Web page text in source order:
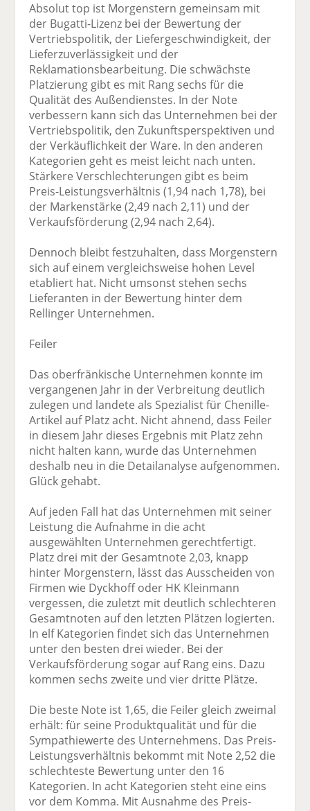
Absolut top ist Morgenstern gemeinsam mit
der Bugatti-Lizenz bei der Bewertung der
Vertriebspolitik, der Liefergeschwindigkeit, der
Lieferzuverlässigkeit und der
Reklamationsbearbeitung. Die schwächste
Platzierung gibt es mit Rang sechs für die
Qualität des Außendienstes. In der Note
verbessern kann sich das Unternehmen bei der
Vertriebspolitik, den Zukunftsperspektiven und
der Verkäuflichkeit der Ware. In den anderen
Kategorien geht es meist leicht nach unten.
Stärkere Verschlechterungen gibt es beim
Preis-Leistungsverhältnis (1,94 nach 1,78), bei
der Markenstärke (2,49 nach 2,11) und der
Verkaufsförderung (2,94 nach 2,64).
Dennoch bleibt festzuhalten, dass Morgenstern
sich auf einem vergleichsweise hohen Level
etabliert hat. Nicht umsonst stehen sechs
Lieferanten in der Bewertung hinter dem
Rellinger Unternehmen.
Feiler
Das oberfränkische Unternehmen konnte im
vergangenen Jahr in der Verbreitung deutlich
zulegen und landete als Spezialist für Chenille-
Artikel auf Platz acht. Nicht ahnend, dass Feiler
in diesem Jahr dieses Ergebnis mit Platz zehn
nicht halten kann, wurde das Unternehmen
deshalb neu in die Detailanalyse aufgenommen.
Glück gehabt.
Auf jeden Fall hat das Unternehmen mit seiner
Leistung die Aufnahme in die acht
ausgewählten Unternehmen gerechtfertigt.
Platz drei mit der Gesamtnote 2,03, knapp
hinter Morgenstern, lässt das Ausscheiden von
Firmen wie Dyckhoff oder HK Kleinmann
vergessen, die zuletzt mit deutlich schlechteren
Gesamtnoten auf den letzten Plätzen logierten.
In elf Kategorien findet sich das Unternehmen
unter den besten drei wieder. Bei der
Verkaufsförderung sogar auf Rang eins. Dazu
kommen sechs zweite und vier dritte Plätze.
Die beste Note ist 1,65, die Feiler gleich zweimal
erhält: für seine Produktqualität und für die
Sympathiewerte des Unternehmens. Das Preis-
Leistungsverhältnis bekommt mit Note 2,52 die
schlechteste Bewertung unter den 16
Kategorien. In acht Kategorien steht eine eins
vor dem Komma. Mit Ausnahme des Preis-